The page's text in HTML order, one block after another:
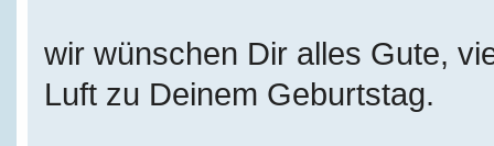
wir wünschen Dir alles Gute,
Luft zu Deinem Geburtstag.